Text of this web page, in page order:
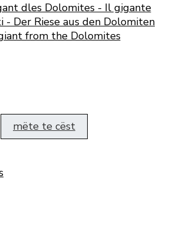
dles Dolomites - Il gigante
Der Riese aus den Dolomiten
from the Dolomites
mëte te cëst